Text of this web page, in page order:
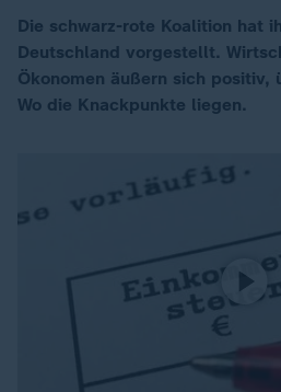
Die schwarz-rote Koalition hat
Deutschland vorgestellt.
Ökonomen äußern sich positiv,
Wo die Knackpunkte liegen.